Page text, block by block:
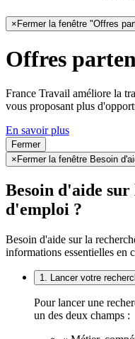
×Fermer la fenêtre "Offres
Offres
France Travail améliore la
vous proposant plus
En savoir plus
Fermer
× Fermer la fenêtre Besoin
Besoin d'aide
d'emploi ?
Besoin d'aide sur la
informations essentielles en
1. Lancer votre
Pour lancer une
un des deux champs :